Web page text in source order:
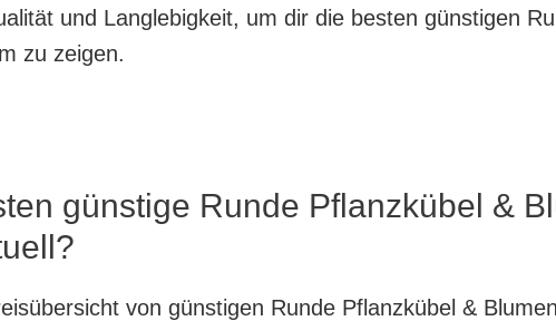
und Langlebigkeit, um dir die besten günstigen
zu zeigen.
günstige Runde Pflanzkübel &
von günstigen Runde Pflanzkübel &